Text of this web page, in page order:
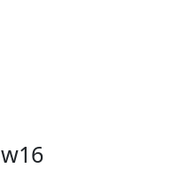
مكتب مقاس 180سم w16